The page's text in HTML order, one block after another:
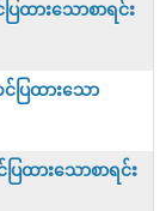
ထားသောစာရင်း
ပြထားသော
ထားသောစာရင်း